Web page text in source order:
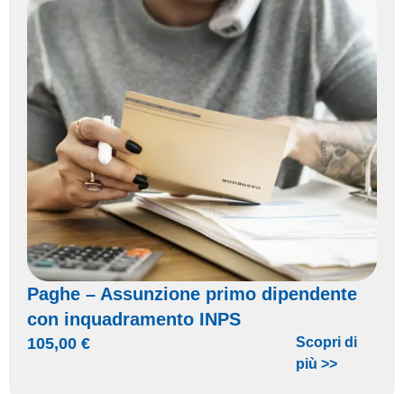
Paghe – Assunzione primo dipendente
con inquadramento INPS
105,00 €
Scopri di
più >>